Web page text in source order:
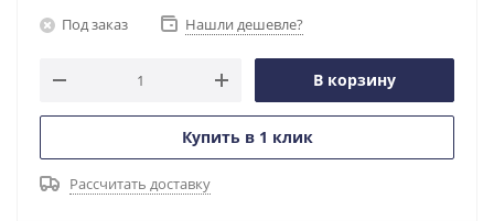
Под заказ Нашли дешевле?
В корзину
Купить в 1 клик
Рассчитать доставку